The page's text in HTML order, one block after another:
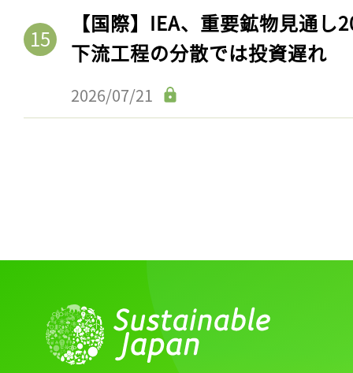
【国際】IEA、重要鉱物見通
下流工程の分散では投資遅れ
2026/07/21